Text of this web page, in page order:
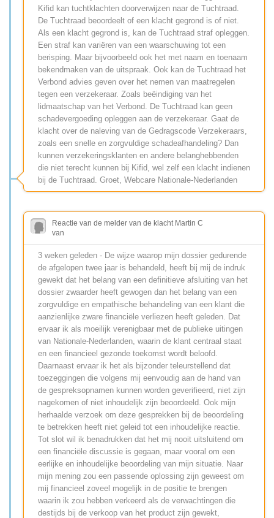
Kifid kan tuchtklachten doorverwijzen naar de Tuchtraad.
De Tuchtraad beoordeelt of een klacht gegrond is of niet.
Als een klacht gegrond is, kan de Tuchtraad straf opleggen.
Een straf kan variëren van een waarschuwing tot een
berisping. Maar bijvoorbeeld ook het met naam en toenaam
bekendmaken van de uitspraak. Ook kan de Tuchtraad het
Verbond advies geven over het nemen van maatregelen
tegen een verzekeraar. Zoals beëindiging van het
lidmaatschap van het Verbond. De Tuchtraad kan geen
schadevergoeding opleggen aan de verzekeraar. Gaat de
klacht over de naleving van de Gedragscode Verzekeraars,
zoals een snelle en zorgvuldige schadeafhandeling? Dan
kunnen verzekeringsklanten en andere belanghebbenden
die niet terecht kunnen bij Kifid, wel zelf een klacht indienen
bij de Tuchtraad. Groet, Webcare Nationale-Nederlanden
Reactie van de melder van de klacht Martin C
van
3 weken geleden - De wijze waarop mijn dossier gedurende
de afgelopen twee jaar is behandeld, heeft bij mij de indruk
gewekt dat het belang van een definitieve afsluiting van het
dossier zwaarder heeft gewogen dan het belang van een
zorgvuldige en empathische behandeling van een klant die
aanzienlijke zware financiële verliezen heeft geleden. Dat
ervaar ik als moeilijk verenigbaar met de publieke uitingen
van Nationale-Nederlanden, waarin de klant centraal staat
en een financieel gezonde toekomst wordt beloofd.
Daarnaast ervaar ik het als bijzonder teleurstellend dat
toezeggingen die volgens mij eenvoudig aan de hand van
de gespreksopnamen kunnen worden geverifieerd, niet zijn
nagekomen of niet inhoudelijk zijn beoordeeld. Ook mijn
herhaalde verzoek om deze gesprekken bij de beoordeling
te betrekken heeft niet geleid tot een inhoudelijke reactie.
Tot slot wil ik benadrukken dat het mij nooit uitsluitend om
een financiële discussie is gegaan, maar vooral om een
eerlijke en inhoudelijke beoordeling van mijn situatie. Naar
mijn mening zou een passende oplossing zijn geweest om
mij financieel zoveel mogelijk in de positie te brengen
waarin ik zou hebben verkeerd als de verwachtingen die
destijds bij de verkoop van het product zijn gewekt,